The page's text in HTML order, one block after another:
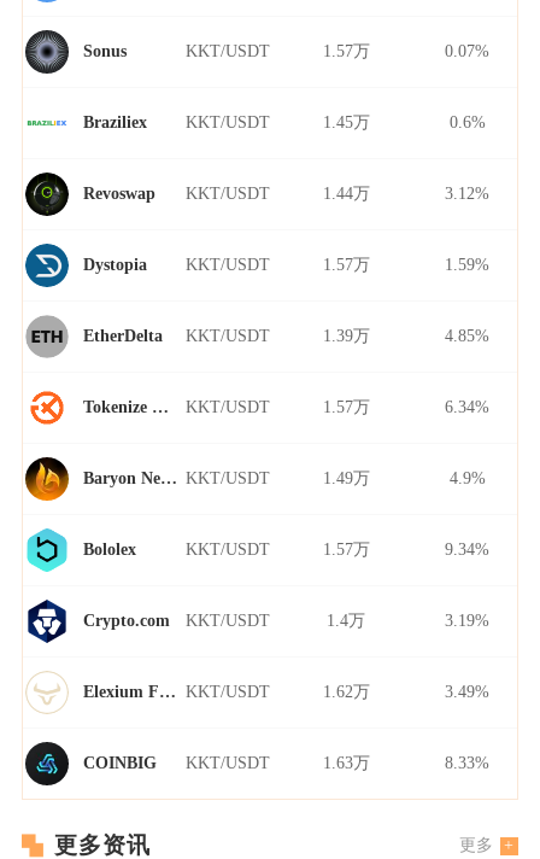
Sonus KKT/USDT 1.57万 0.07%
Braziliex KKT/USDT 1.45万 0.6%
Revoswap KKT/USDT 1.44万 3.12%
Dystopia KKT/USDT 1.57万 1.59%
EtherDelta KKT/USDT 1.39万 4.85%
Tokenize Xchange KKT/USDT 1.57万 6.34%
Baryon Network KKT/USDT 1.49万 4.9%
Bololex KKT/USDT 1.57万 9.34%
Crypto.com KKT/USDT 1.4万 3.19%
Elexium Finance KKT/USDT 1.62万 3.49%
COINBIG KKT/USDT 1.63万 8.33%
更多资讯 更多